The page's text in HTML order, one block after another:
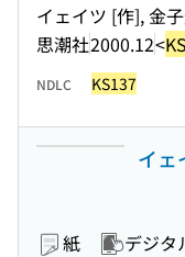
イェイツ [作], 金
思潮社2000.12<
NDLC KS137
イェ
紙 デジタ